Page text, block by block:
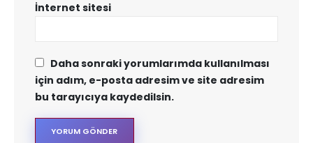
İnternet sitesi
Daha sonraki yorumlarımda kullanılması
için adım, e-posta adresim ve site adresim
bu tarayıcıya kaydedilsin.